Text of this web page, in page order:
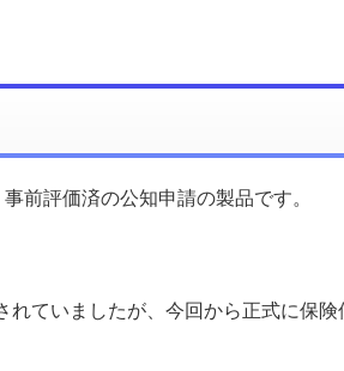
前評価済の公知申請の製品です。
ていましたが、今回から正式に保険